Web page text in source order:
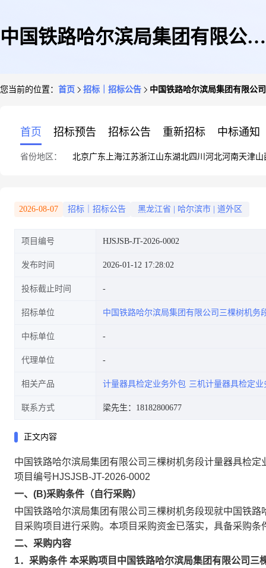
中国铁路哈尔滨局集团有限公司
您当前的位置： 首页 招标｜招标公告 中国铁路哈尔滨局集团有限公
首页 招标预告 招标公告 重新招标 中标通知
省份地区： 北京广东 上海江苏浙江山东湖北四川 河北河南天津山
2026-08-07 招标｜招标公告 黑龙江省 哈尔滨市 道外区
项目编号 HJSJSB-JT-2026-0002
发布时间 2026-01-12 17:28:02
投标截止时间
招标单位 中国铁路哈尔滨局集团有限公司三棵树机务
中标单位
代理单位
相关产品 计量器具检定业务外包 三机计量器具检定业
联系方式 梁先生：18182800677
正文内容
中国铁路哈尔滨局集团有限公司三棵树机务段计量器具检定
项目编号HJSJSB-JT-2026-0002
一、(B)采购条件（自行采购）
中国铁路哈尔滨局集团有限公司三棵树机务段现就中国铁
目采购项目进行采购。本项目采购资金已落实，具备采购条
二、采购内容
1．采购条件 本采购项目中国铁路哈尔滨局集团有限公司